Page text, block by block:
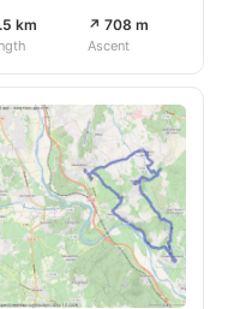
km ↗ 708 m
Ascent